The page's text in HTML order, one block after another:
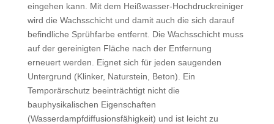
eingehen kann. Mit dem Heißwasser-Hochdruckreiniger
wird die Wachsschicht und damit auch die sich darauf
befindliche Sprühfarbe entfernt. Die Wachsschicht muss
auf der gereinigten Fläche nach der Entfernung
erneuert werden. Eignet sich für jeden saugenden
Untergrund (Klinker, Naturstein, Beton). Ein
Temporärschutz beeinträchtigt nicht die
bauphysikalischen Eigenschaften
(Wasserdampfdiffusionsfähigkeit) und ist leicht zu